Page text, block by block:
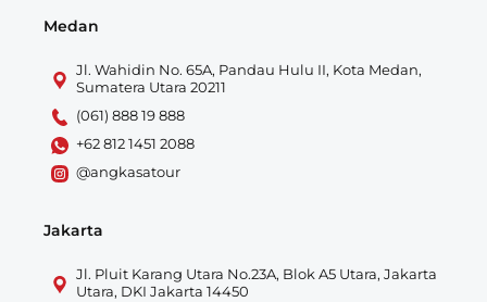
Medan
Jl. Wahidin No. 65A, Pandau Hulu II, Kota Medan,
Sumatera Utara 20211
(061) 888 19 888
+62 812 1451 2088
@angkasatour
Jakarta
Jl. Pluit Karang Utara No.23A, Blok A5 Utara, Jakarta
Utara, DKI Jakarta 14450